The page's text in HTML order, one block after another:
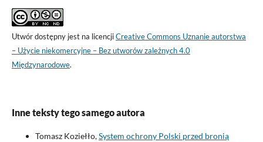
Utwór dostępny jest na licencjiCreative Commons Uznanie autorstwa
– Użycie niekomercyjne – Bez utworów zależnych 4.0
Międzynarodowe.
Inne teksty tego samego autora
Tomasz Koziełło,System ochrony Polski przed bronią